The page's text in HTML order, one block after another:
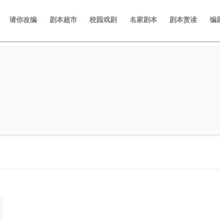
请你改编 剧本超市 校园戏剧 名家剧本 剧本赏读 编